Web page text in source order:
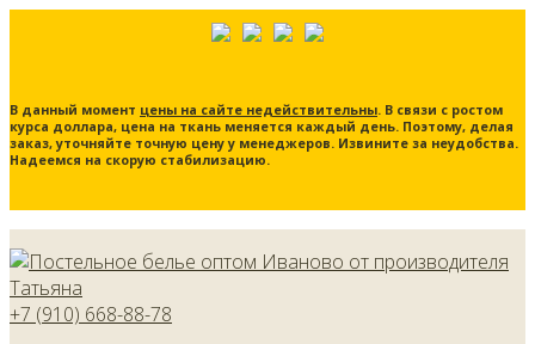
В данный момент цены на сайте недействительны. В связи с ростом
курса доллара, цена на ткань меняется каждый день. Поэтому, делая
заказ, уточняйте точную цену у менеджеров. Извините за неудобства.
Надеемся на скорую стабилизацию.
+7 (910) 668-88-78